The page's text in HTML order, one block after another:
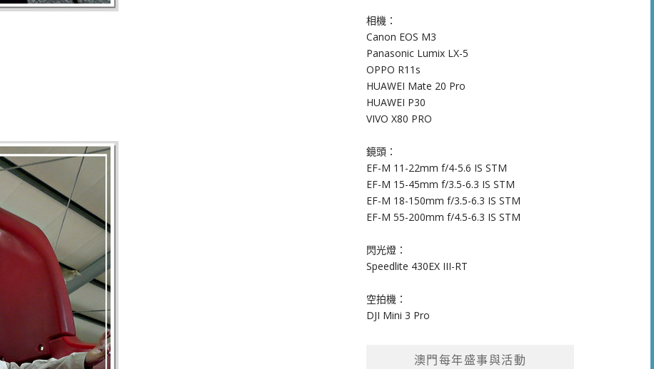
相機：
Canon EOS M3
Panasonic Lumix LX-5
OPPO R11s
HUAWEI Mate 20 Pro
HUAWEI P30
VIVO X80 PRO
鏡頭：
EF-M 11-22mm f/4-5.6 IS STM
EF-M 15-45mm f/3.5-6.3 IS STM
EF-M 18-150mm f/3.5-6.3 IS STM
EF-M 55-200mm f/4.5-6.3 IS STM
閃光燈：
Speedlite 430EX III-RT
空拍機：
DJI Mini 3 Pro
澳門每年盛事與活動